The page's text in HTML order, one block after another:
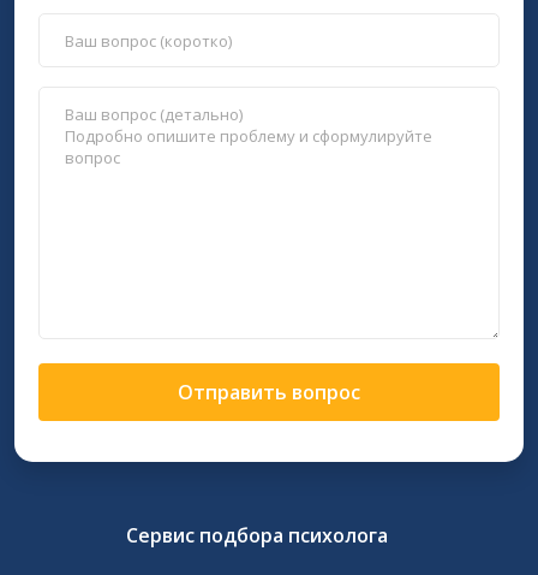
Отправить вопрос
Сервис подбора психолога